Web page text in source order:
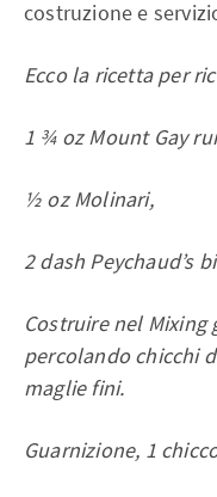
costruzione e
Ecco la ricetta per
1 ¾ oz Mount Gay
½ oz Molinari,
2 dash Peychaud’s
Costruire nel
percolando chicchi
maglie fini.
Guarnizione, 1